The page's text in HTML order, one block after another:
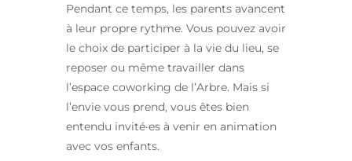
Pendant ce temps, les parents avancent
à leur propre rythme. Vous pouvez avoir
le choix de participer à la vie du lieu, se
reposer ou même travailler dans
l’espace coworking de l’Arbre. Mais si
l’envie vous prend, vous êtes bien
entendu invité·es à venir en animation
avec vos enfants.